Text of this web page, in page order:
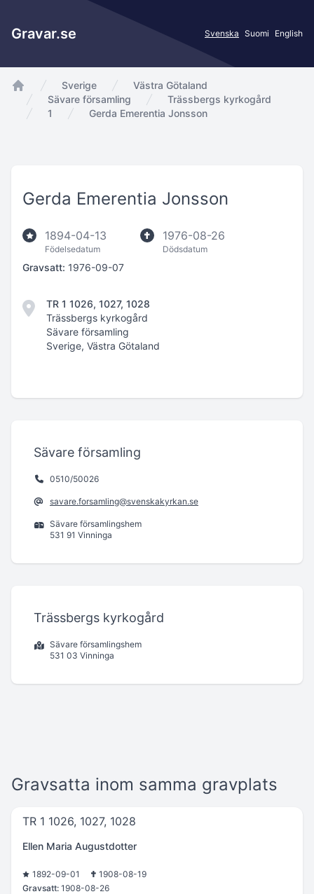
Gravar.se Svenska Suomi English
app.Start
Sverige
Västra Götaland
Sävare församling
Trässbergs kyrkogård
1
Gerda Emerentia Jonsson
Gerda Emerentia Jonsson
1894-04-13
Födelsedatum
1976-08-26
Dödsdatum
Gravsatt: 1976-09-07
TR 1 1026, 1027, 1028
Trässbergs kyrkogård
Sävare församling
Sverige, Västra Götaland
Sävare församling
0510/50026
savare.forsamling@svenskakyrkan.se
Sävare församlingshem
531 91 Vinninga
Trässbergs kyrkogård
Sävare församlingshem
531 03 Vinninga
Gravsatta inom samma gravplats
TR 1 1026, 1027, 1028
Ellen Maria Augustdotter
1892-09-01
1908-08-19
Gravsatt: 1908-08-26